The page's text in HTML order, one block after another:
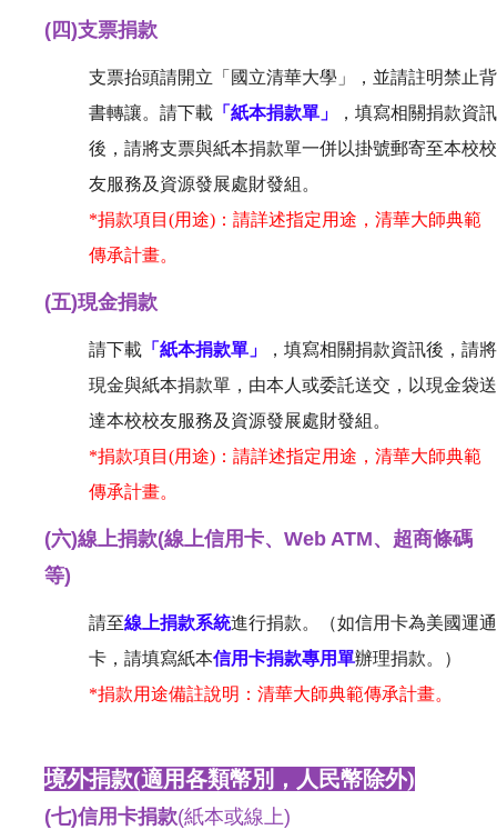
(四)支票捐款
支票抬頭請開立「國立清華大學」，並請註明禁止背
書轉讓。請下載 「紙本捐款單」
，填寫相關捐款資訊
後，請將支票與紙本捐款單一併以掛號郵寄至本校校
友服務及資源發展處財發組。
*捐款項目(用途)：請詳述指定用途，清華大師典範
傳承計畫。
(五)現金捐款
請下載 「紙本捐款單」
，填寫相關捐款資訊後，請將
現金與紙本捐款單，由本人或委託送交，以現金袋送
達本校校友服務及資源發展處財發組。
*捐款項目(用途)：請詳述指定用途，清華大師典範
傳承計畫。
(六)線上捐款(線上信用卡、Web ATM、超商條碼
等)
請至線上捐款系統進行捐款。（如信用卡為美國運通
卡，請填寫紙本信用卡捐款專用單辦理捐款。）
*捐款用途備註說明：清華大師典範傳承計畫。
境外捐款(適用各類幣別，人民幣除外)
(七)信用卡捐款(紙本或線上)